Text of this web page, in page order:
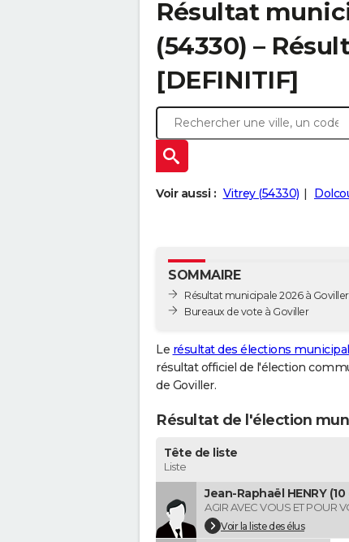
Résultat
(54330) –
[DEFINITIF]
Voir aussi : Vitrey (54330)
SOMMAIRE
Résultat municipale 2026 à Goviller
Bureaux de vote à Goviller
Le résultat des élections
résultat officiel de l'élection
de Goviller.
Résultat de l'élection
Tête de liste
Liste
Jean-Raphaël HENRY
AGIR AVEC VOUS ET POUR
Voir la liste des élus